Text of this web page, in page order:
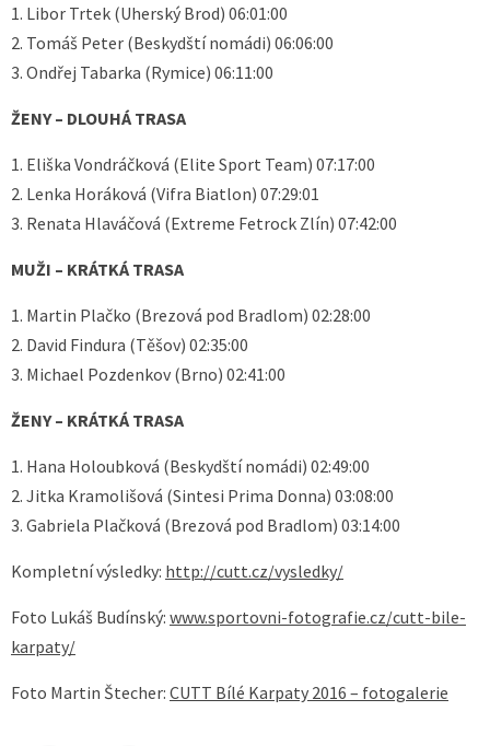
1. Libor Trtek (Uherský Brod) 06:01:00
2. Tomáš Peter (Beskydští nomádi) 06:06:00
3. Ondřej Tabarka (Rymice) 06:11:00
ŽENY – DLOUHÁ TRASA
1. Eliška Vondráčková (Elite Sport Team) 07:17:00
2. Lenka Horáková (Vifra Biatlon) 07:29:01
3. Renata Hlaváčová (Extreme Fetrock Zlín) 07:42:00
MUŽI – KRÁTKÁ TRASA
1. Martin Plačko (Brezová pod Bradlom) 02:28:00
2. David Findura (Těšov) 02:35:00
3. Michael Pozdenkov (Brno) 02:41:00
ŽENY – KRÁTKÁ TRASA
1. Hana Holoubková (Beskydští nomádi) 02:49:00
2. Jitka Kramolišová (Sintesi Prima Donna) 03:08:00
3. Gabriela Plačková (Brezová pod Bradlom) 03:14:00
Kompletní výsledky: http://cutt.cz/vysledky/
Foto Lukáš Budínský: www.sportovni-fotografie.cz/cutt-bile-
karpaty/
Foto Martin Štecher: CUTT Bílé Karpaty 2016 – fotogalerie